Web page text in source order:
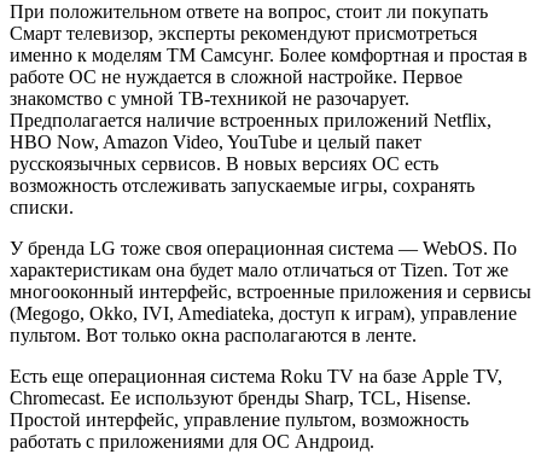
При положительном ответе на вопрос, стоит ли покупать
Смарт телевизор, эксперты рекомендуют присмотреться
именно к моделям ТМ Самсунг. Более комфортная и простая в
работе ОС не нуждается в сложной настройке. Первое
знакомство с умной ТВ-техникой не разочарует.
Предполагается наличие встроенных приложений Netflix,
HBO Now, Amazon Video, YouTube и целый пакет
русскоязычных сервисов. В новых версиях ОС есть
возможность отслеживать запускаемые игры, сохранять
списки.
У бренда LG тоже своя операционная система — WebOS. По
характеристикам она будет мало отличаться от Tizen. Тот же
многооконный интерфейс, встроенные приложения и сервисы
(Megogo, Okko, IVI, Amediateka, доступ к играм), управление
пультом. Вот только окна располагаются в ленте.
Есть еще операционная система Roku TV на базе Apple TV,
Chromecast. Ее используют бренды Sharp, TCL, Hisense.
Простой интерфейс, управление пультом, возможность
работать с приложениями для ОС Андроид.